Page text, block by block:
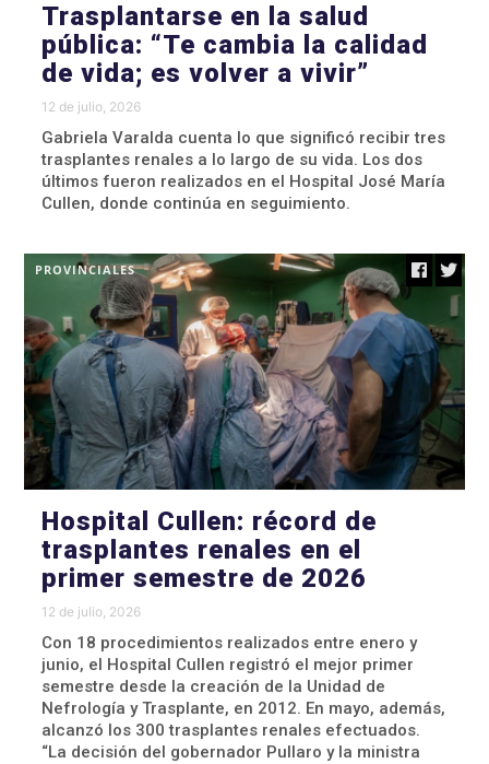
Trasplantarse en la salud
pública: “Te cambia la calidad
de vida; es volver a vivir”
12 de julio, 2026
Gabriela Varalda cuenta lo que significó recibir tres
trasplantes renales a lo largo de su vida. Los dos
últimos fueron realizados en el Hospital José María
Cullen, donde continúa en seguimiento.
PROVINCIALES
Hospital Cullen: récord de
trasplantes renales en el
primer semestre de 2026
12 de julio, 2026
Con 18 procedimientos realizados entre enero y
junio, el Hospital Cullen registró el mejor primer
semestre desde la creación de la Unidad de
Nefrología y Trasplante, en 2012. En mayo, además,
alcanzó los 300 trasplantes renales efectuados.
“La decisión del gobernador Pullaro y la ministra